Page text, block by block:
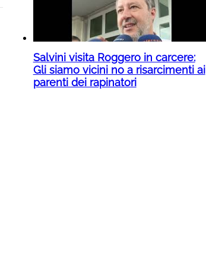
Salvini visita Roggero in carcere:
Gli siamo vicini no a risarcimenti ai
parenti dei rapinatori